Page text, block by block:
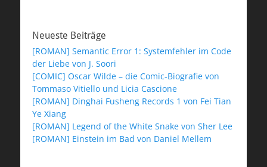
Neueste Beiträge
[ROMAN] Semantic Error 1: Systemfehler im Code
der Liebe von J. Soori
[COMIC] Oscar Wilde – die Comic-Biografie von
Tommaso Vitiello und Licia Cascione
[ROMAN] Dinghai Fusheng Records 1 von Fei Tian
Ye Xiang
[ROMAN] Legend of the White Snake von Sher Lee
[ROMAN] Einstein im Bad von Daniel Mellem